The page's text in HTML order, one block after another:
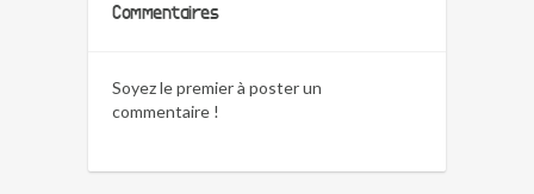
Commentaires
Soyez le premier à poster un
commentaire !